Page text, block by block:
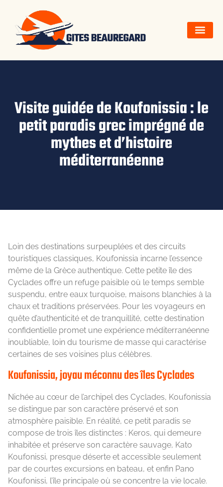
Visite guidée de Koufonissia : le
petit paradis grec imprégné de
mythes et d’histoire
méditerranéenne
Loin des destinations surpeuplées et des circuits
touristiques classiques, Koufonissia incarne l’essence
même de la Grèce authentique. Cette petite île des
Cyclades offre un refuge paisible où le temps semble
suspendu, entre eaux turquoise, maisons blanchies à la
chaux et traditions préservées. Pour les voyageurs en
quête d’authenticité et de tranquillité, cette destination
confidentielle promet une expérience méditerranéenne
inoubliable, loin du tourisme de masse qui caractérise
certaines de ses voisines plus célèbres.
Koufonissia, joyau méconnu des îles Cyclades
Nichée au cœur de l’archipel des Cyclades, Koufonissia
se distingue par son caractère préservé et son
atmosphère paisible. En réalité, ce petit paradis se
compose de trois îles distinctes : Keros, qui demeure
inhabitée et préserve son caractère sauvage, Kato
Koufonissi, presque déserte et accessible seulement
par de courtes excursions en bateau, et enfin Pano
Koufonissi, l’île principale où se concentre la vie locale.